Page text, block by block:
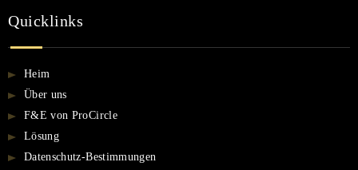
Quicklinks
Heim
Über uns
F&E von ProCircle
Lösung
Datenschutz-Bestimmungen